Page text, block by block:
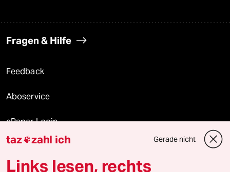
Fragen & Hilfe
Feedback
Aboservice
ePaper Login
Downloads für Abonnierende
taz zahl ich Gerade nicht
Links lesen, rechts